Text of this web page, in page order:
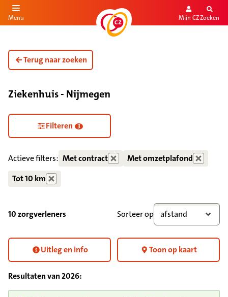
de inhoud
Menu Mijn CZZoeken
Terug naar zoeken
Ziekenhuis - Nijmegen
Zorgdiensten verborgen
Filteren 3
Actieve filters: Met contract
Met omzetplafond
Tot 10 km
10 zorgverleners Sorteer op afstand
Uitleg en info Toon op kaart
Resultaten van2026: